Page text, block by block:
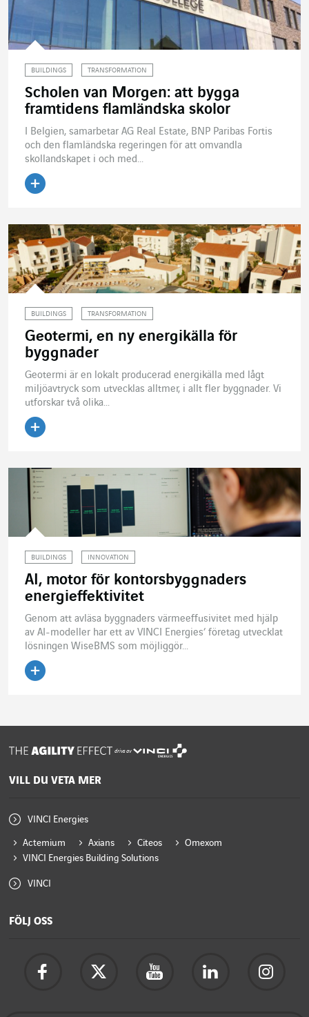
BUILDINGS TRANSFORMATION
Scholen van Morgen: att bygga
framtidens flamländska skolor
I Belgien, samarbetar AG Real Estate, BNP Paribas Fortis
och den flamländska regeringen för att omvandla
skollandskapet i och med...
BUILDINGS TRANSFORMATION
Geotermi, en ny energikälla för
byggnader
Geotermi är en lokalt producerad energikälla med lågt
miljöavtryck som utvecklas alltmer, i allt fler byggnader. Vi
utforskar två olika...
BUILDINGS INNOVATION
AI, motor för kontorsbyggnaders
energieffektivitet
Genom att avläsa byggnaders värmeeffusivitet med hjälp
av AI-modeller har ett av VINCI Energies’ företag utvecklat
lösningen WiseBMS som möjliggör...
drivs av
VILL DU VETA MER
VINCI Energies
Actemium Axians Citeos
Omexom
VINCI Energies Building Solutions
VINCI
FÖLJ OSS